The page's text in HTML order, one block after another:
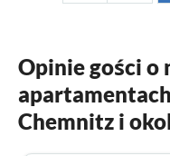
Opinie gości o
Chemnitz i